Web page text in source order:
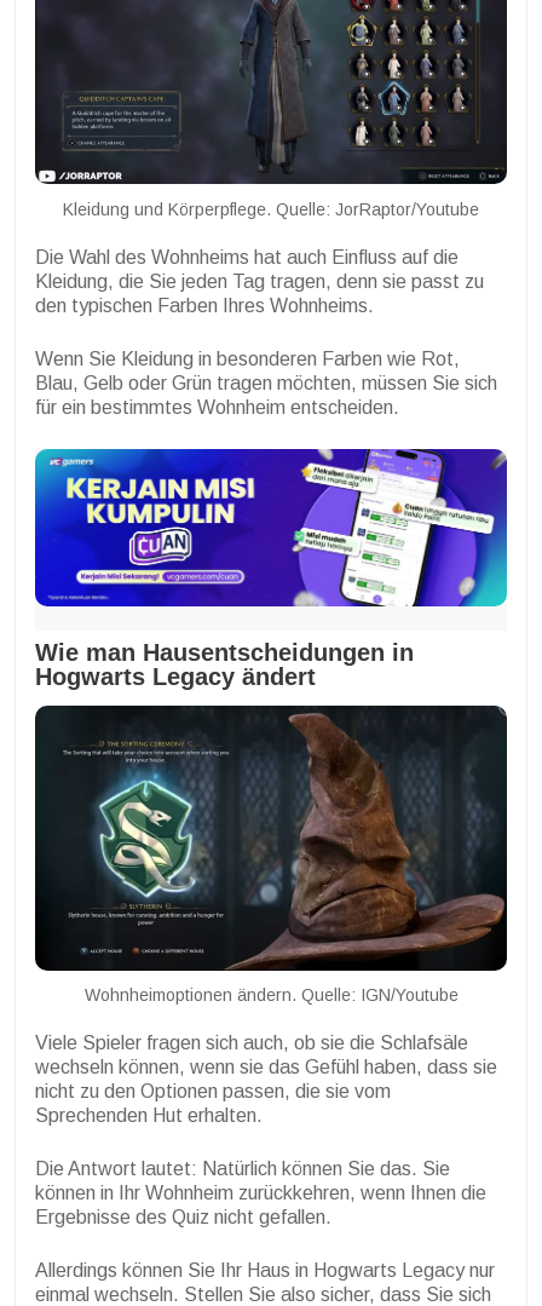
Kleidung und Körperpflege. Quelle: JorRaptor/Youtube
Die Wahl des Wohnheims hat auch Einfluss auf die
Kleidung, die Sie jeden Tag tragen, denn sie passt zu
den typischen Farben Ihres Wohnheims.
Wenn Sie Kleidung in besonderen Farben wie Rot,
Blau, Gelb oder Grün tragen möchten, müssen Sie sich
für ein bestimmtes Wohnheim entscheiden.
Wie man Hausentscheidungen in
Hogwarts Legacy ändert
Wohnheimoptionen ändern. Quelle: IGN/Youtube
Viele Spieler fragen sich auch, ob sie die Schlafsäle
wechseln können, wenn sie das Gefühl haben, dass sie
nicht zu den Optionen passen, die sie vom
Sprechenden Hut erhalten.
Die Antwort lautet: Natürlich können Sie das. Sie
können in Ihr Wohnheim zurückkehren, wenn Ihnen die
Ergebnisse des Quiz nicht gefallen.
Allerdings können Sie Ihr Haus in Hogwarts Legacy nur
einmal wechseln. Stellen Sie also sicher, dass Sie sich